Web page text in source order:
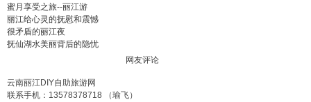
蜜月享受之旅--丽江游
丽江给心灵的抚慰和震憾
很矛盾的丽江夜
抚仙湖水美丽背后的隐忧
网友评论
云南丽江DIY自助旅游网
联系手机： 13578378718 （瑜飞）